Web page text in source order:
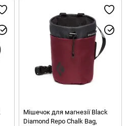
Мішечок для магнезії Black
Diamond Repo Chalk Bag,